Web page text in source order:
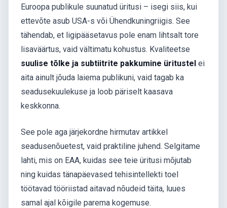
Euroopa publikule suunatud üritusi – isegi siis, kui
ettevõte asub USA-s või Ühendkuningriigis. See
tähendab, et ligipääsetavus pole enam lihtsalt tore
lisaväärtus, vaid vältimatu kohustus. Kvaliteetse
suulise tõlke ja subtiitrite pakkumine üritustel ei
aita ainult jõuda laiema publikuni, vaid tagab ka
seadusekuulekuse ja loob päriselt kaasava
keskkonna.
See pole aga järjekordne hirmutav artikkel
seadusenõuetest, vaid praktiline juhend. Selgitame
lahti, mis on EAA, kuidas see teie üritusi mõjutab
ning kuidas tänapäevased tehisintellekti toel
töötavad tööriistad aitavad nõudeid täita, luues
samal ajal kõigile parema kogemuse.